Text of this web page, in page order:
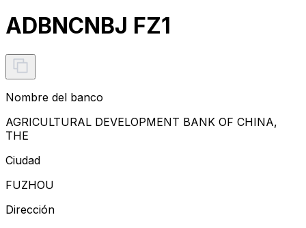
ADBNCNBJ FZ1
Nombre del banco
AGRICULTURAL DEVELOPMENT BANK OF CHINA,
THE
Ciudad
FUZHOU
Dirección